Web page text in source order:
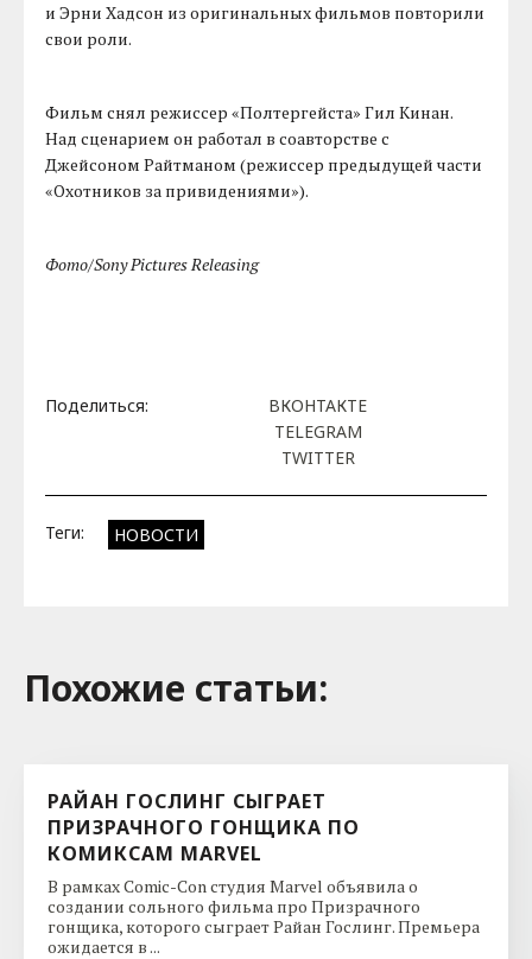
и Эрни Хадсон из оригинальных фильмов повторили
свои роли.
Фильм снял режиссер «Полтергейста» Гил Кинан.
Над сценарием он работал в соавторстве с
Джейсоном Райтманом (режиссер предыдущей части
«Охотников за привидениями»).
Фото/Sony Pictures Releasing
Поделиться:
ВКОНТАКТЕ
TELEGRAM
TWITTER
Теги: НОВОСТИ
Похожие cтатьи:
РАЙАН ГОСЛИНГ СЫГРАЕТ
ПРИЗРАЧНОГО ГОНЩИКА ПО
КОМИКСАМ MARVEL
В рамках Comic-Con студия Marvel объявила о
создании сольного фильма про Призрачного
гонщика, которого сыграет Райан Гослинг. Премьера
ожидается в ...